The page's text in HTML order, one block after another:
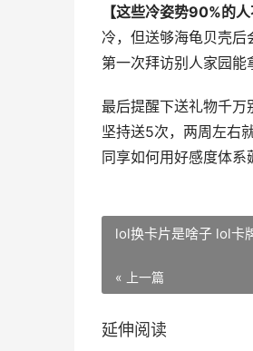
【这些冷姿势90%的人
冷，但送够海龟贝壳
第一次拜访别人家园能
最后提醒下送礼物千万
坚持送5次，两周左右
同享如何用好感度体系
lol换卡片是啥子 lol卡
« 上一篇
延伸阅读